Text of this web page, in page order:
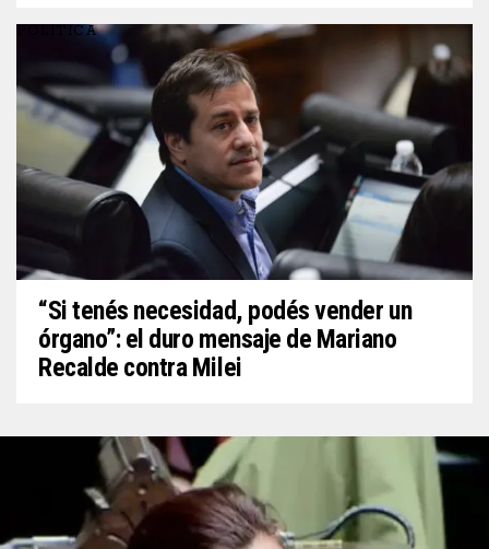
POLITICA
“Si tenés necesidad, podés vender un
órgano”: el duro mensaje de Mariano
Recalde contra Milei